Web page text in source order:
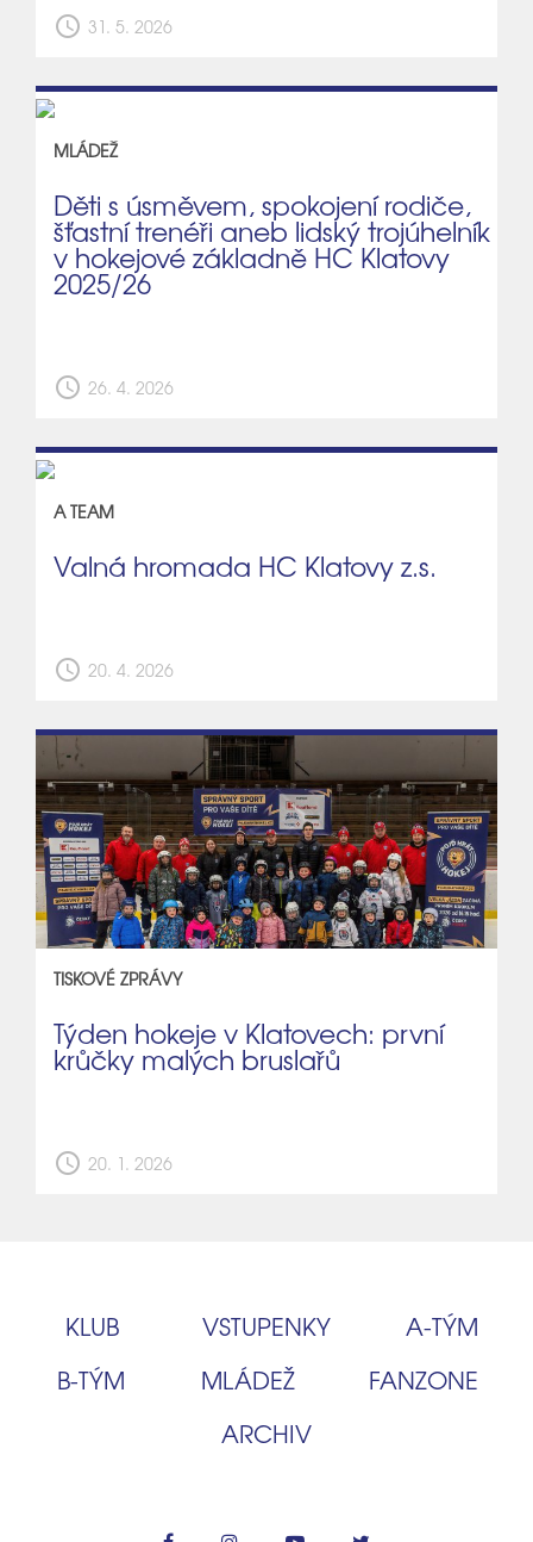
schedule 31. 5. 2026
MLÁDEŽ
Děti s úsměvem, spokojení rodiče,
šťastní trenéři aneb lidský trojúhelník
v hokejové základně HC Klatovy
2025/26
schedule 26. 4. 2026
A TEAM
Valná hromada HC Klatovy z.s.
schedule 20. 4. 2026
TISKOVÉ ZPRÁVY
Týden hokeje v Klatovech: první
krůčky malých bruslařů
schedule 20. 1. 2026
KLUB VSTUPENKY
A‑TÝM
B‑TÝM
MLÁDEŽ
FANZONE
ARCHIV